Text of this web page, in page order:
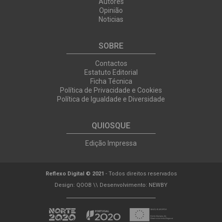
Opinião
Noticias
SOBRE
Contactos
Estatuto Editorial
Ficha Técnica
Política de Privacidade e Cookies
Política de Igualdade e Diversidade
QUIOSQUE
Edição Impressa
Reflexo Digital © 2021 - Todos direitos reservados
Design: QOOB \\ Desenvolvimento: NEWBY